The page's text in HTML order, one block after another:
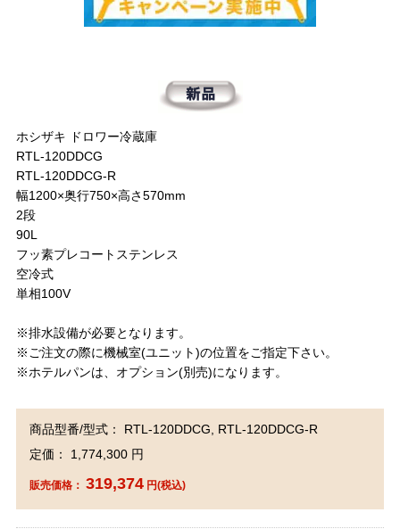
ホシザキ ドロワー冷蔵庫
RTL-120DDCG
RTL-120DDCG-R
幅1200×奥行750×高さ570mm
2段
90L
フッ素プレコートステンレス
空冷式
単相100V
※排水設備が必要となります。
※ご注文の際に機械室(ユニット)の位置をご指定下さい。
※ホテルパンは、オプション(別売)になります。
商品型番/型式： RTL-120DDCG, RTL-120DDCG-R
定価： 1,774,300 円
販売価格： 319,374円(税込)